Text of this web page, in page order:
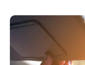
Imagine